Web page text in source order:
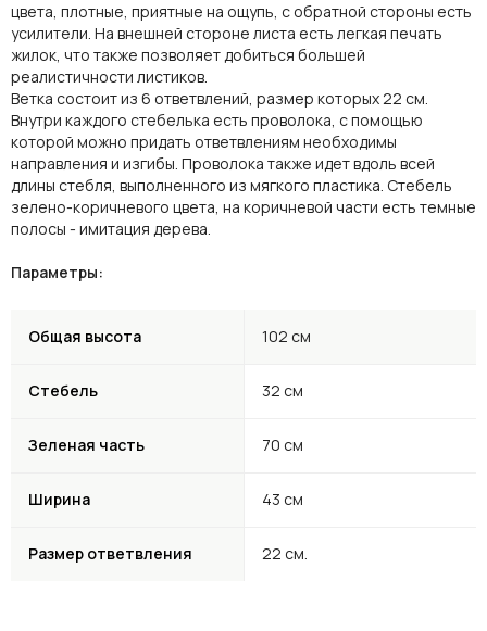
цвета, плотные, приятные на ощупь, с обратной стороны есть
усилители. На внешней стороне листа есть легкая печать
жилок, что также позволяет добиться большей
реалистичности листиков.
Ветка состоит из 6 ответвлений, размер которых 22 см.
Внутри каждого стебелька есть проволока, с помощью
которой можно придать ответвлениям необходимы
направления и изгибы. Проволока также идет вдоль всей
длины стебля, выполненного из мягкого пластика. Стебель
зелено-коричневого цвета, на коричневой части есть темные
полосы - имитация дерева.
Параметры:
Общая высота 102 см
Стебель 32 см
Зеленая часть 70 см
Ширина 43 см
Размер ответвления 22 см.